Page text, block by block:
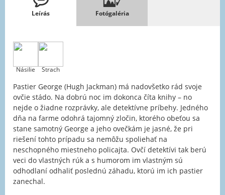
Leírás Fotógaléria
Násilie Strach
Pastier George (Hugh Jackman) má nadovšetko rád svoje
ovčie stádo. Na dobrú noc im dokonca číta knihy – no
nejde o žiadne rozprávky, ale detektívne príbehy. Jedného
dňa na farme odohrá tajomný zločin, ktorého obeťou sa
stane samotný George a jeho ovečkám je jasné, že pri
riešení tohto prípadu sa nemôžu spoliehať na
neschopného miestneho policajta. Ovčí detektívi tak berú
veci do vlastných rúk a s humorom im vlastným sú
odhodlaní odhaliť poslednú záhadu, ktorú im ich pastier
zanechal.